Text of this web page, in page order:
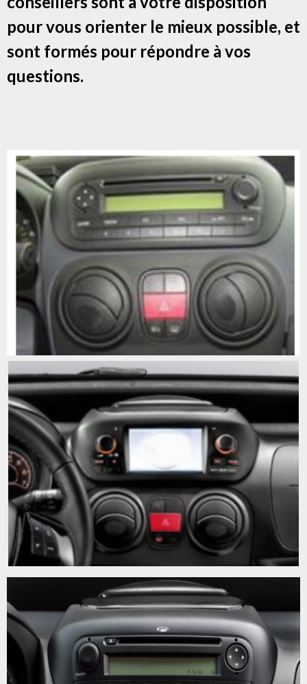
pour vous orienter le mieux possible, et
sont formés pour répondre à vos
questions.